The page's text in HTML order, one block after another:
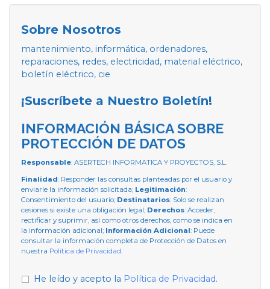
Sobre Nosotros
mantenimiento, informática, ordenadores,
reparaciones, redes, electricidad, material eléctrico,
boletín eléctrico, cie
¡Suscríbete a Nuestro Boletín!
INFORMACIÓN BÁSICA SOBRE
PROTECCIÓN DE DATOS
Responsable: ASERTECH INFORMATICA Y PROYECTOS, S.L.
Finalidad: Responder las consultas planteadas por el usuario y
enviarle la información solicitada; Legitimación:
Consentimiento del usuario; Destinatarios: Solo se realizan
cesiones si existe una obligación legal; Derechos: Acceder,
rectificar y suprimir, así como otros derechos, como se indica en
la información adicional; Información Adicional: Puede
consultar la información completa de Protección de Datos en
nuestra Política de Privacidad
He leído y acepto la Política de Privacidad.